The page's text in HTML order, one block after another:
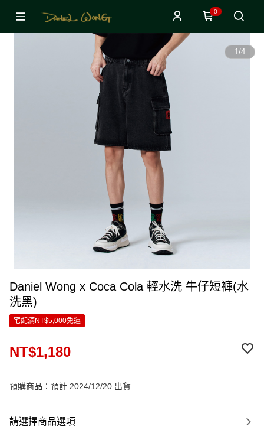
0
1/4
Daniel Wong x Coca Cola 輕水洗 牛仔短褲(水
洗黑)
宅配滿NT$5,000免運
NT$1,180
預購商品：預計 2024/12/20 出貨
請選擇商品選項